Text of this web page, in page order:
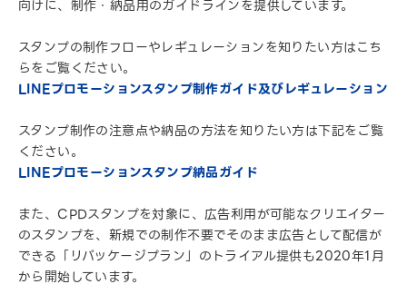
向けに、制作・納品用のガイドラインを提供しています。
スタンプの制作フローやレギュレーションを知りたい方はこち
らをご覧ください。
LINEプロモーションスタンプ制作ガイド及びレギュレーション
スタンプ制作の注意点や納品の方法を知りたい方は下記をご覧
ください。
LINEプロモーションスタンプ納品ガイド
また、CPDスタンプを対象に、広告利用が可能なクリエイター
のスタンプを、新規での制作不要でそのまま広告として配信が
できる「リパッケージプラン」のトライアル提供も2020年1月
から開始しています。